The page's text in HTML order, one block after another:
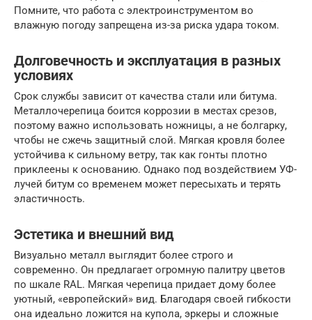
Помните, что работа с электроинструментом во
влажную погоду запрещена из-за риска удара током.
Долговечность и эксплуатация в разных
условиях
Срок службы зависит от качества стали или битума.
Металлочерепица боится коррозии в местах срезов,
поэтому важно использовать ножницы, а не болгарку,
чтобы не сжечь защитный слой. Мягкая кровля более
устойчива к сильному ветру, так как гонты плотно
приклеены к основанию. Однако под воздействием УФ-
лучей битум со временем может пересыхать и терять
эластичность.
Эстетика и внешний вид
Визуально металл выглядит более строго и
современно. Он предлагает огромную палитру цветов
по шкале RAL. Мягкая черепица придает дому более
уютный, «европейский» вид. Благодаря своей гибкости
она идеально ложится на купола, эркеры и сложные